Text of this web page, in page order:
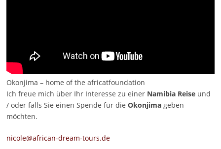
Okonjima – home of the africatfoundation
Ich freue mich über Ihr Interesse zu einer Namibia Reiseund
/ oder falls Sie einen Spende für die Okonjimageben
möchten.
nicole@african-dream-tours.de